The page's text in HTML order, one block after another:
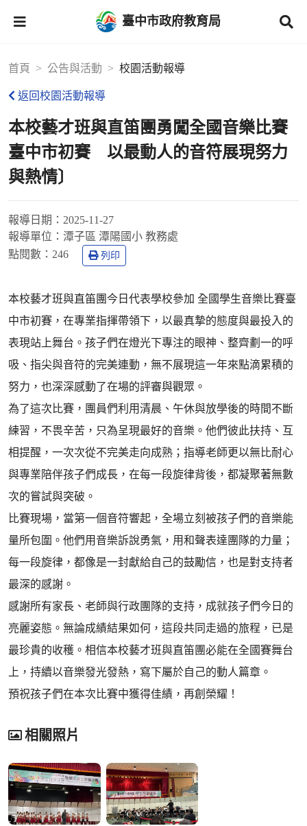
臺中市政府教育局
首頁 公告與活動 校園活動報導
返回校園活動報導
本校藝才班與直笛團勇闖全國音樂比賽
臺中市初賽 以最動人的音符展現努力
與熱情〕
報導日期： 2025-11-27
報導單位： 潭子區 潭陽國小 教務處
點閱數： 246 列印
本校藝才班與直笛團今日代表學校參加 全國學生音樂比賽臺
中市初賽，在專業指揮帶領下，以最真摯的態度與最投入的
表現站上舞台。孩子們在燈光下專注的眼神、整齊劃一的呼
吸、指尖與音符的完美連動，無不展現這一年來點滴累積的
努力，也深深感動了在場的評審與觀眾。
為了這次比賽，團員們利用清晨、午休與放學後的時間不斷
練習，不畏辛苦，只為呈現最好的音樂。他們彼此扶持、互
相提醒，一次次從不完美走向成熟；指導老師更以無比耐心
與專業陪伴孩子們成長，在每一段旋律背後，都凝聚著無數
次的嘗試與突破。
比賽現場，當第一個音符響起，全場立刻被孩子們的音樂能
量所包圍。他們用音樂訴說勇氣，用和聲表達團隊的力量；
每一段旋律，都像是一封獻給自己的鼓勵信，也是對支持者
最深的感謝。
感謝所有家長、老師與行政團隊的支持，成就孩子們今日的
亮麗姿態。無論成績結果如何，這段共同走過的旅程，已是
最珍貴的收穫。相信本校藝才班與直笛團必能在全國賽舞台
上，持續以音樂發光發熱，寫下屬於自己的動人篇章。
預祝孩子們在本次比賽中獲得佳績，再創榮耀！
相關照片